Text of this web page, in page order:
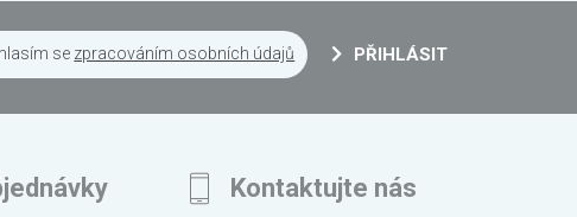
se zpracováním osobních údajů PŘIHLÁSIT
Kontaktujte nás